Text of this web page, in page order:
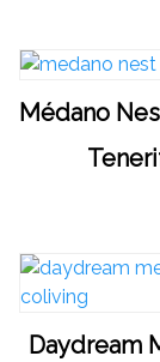
Médano
Daydream